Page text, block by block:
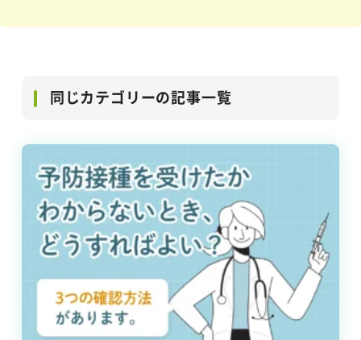
同じカテゴリーの記事一覧